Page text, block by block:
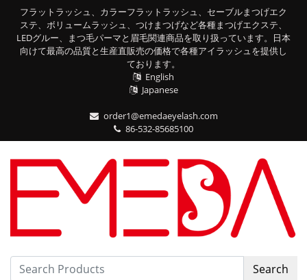
フラットラッシュ、カラーフラットラッシュ、セーブルまつげエク
ステ、ボリュームラッシュ、つけまつげなど各種まつげエクステ、
LEDグルー、まつ毛パーマと眉毛関連商品を取り扱っています。日本
向けて最高の品質と生産直販売の価格で各種アイラッシュを提供し
ております。
English
Japanese
order1@emedaeyelash.com
86-532-85685100
Search